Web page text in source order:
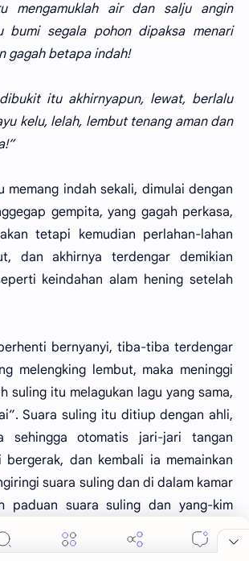
mengamuklah air dan salju angin
bumi segala pohon dipaksa menari
gagah betapa indah!
itu akhirnyapun, lewat, berlalu
kelu, lelah, lembut tenang aman dan
memang indah sekali, dimulai dengan
gempita, yang gagah perkasa,
tetapi kemudian perlahan-lahan
dan akhirnya terdengar demikian
keindahan alam hening setelah
bernyanyi, tiba-tiba terdengar
melengking lembut, maka meninggi
suling itu melagukan lagu yang sama,
Suara suling itu ditiup dengan ahli,
sehingga otomatis jari-jari tangan
bergerak, dan kembali ia memainkan
suara suling dan di dalam kamar
paduan suara suling dan yang-kim
yang cocok dan menghasilkan suara